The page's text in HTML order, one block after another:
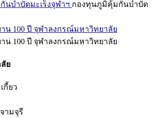
บำบัดมะเร็งจุฬาฯ กองทุนภูมิคุ้มกันบำบัด
น 100 ปี จุฬาลงกรณ์มหาวิทยาลัย
น 100 ปี จุฬาลงกรณ์มหาวิทยาลัย
ย
กี้ยว
ามจุรี